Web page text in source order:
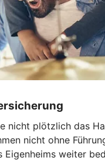
nicht plötzlich das
nicht ohne
Eigenheims weiter